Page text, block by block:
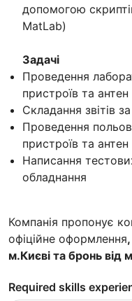
допомогою
MatLab)
Задачі
Проведення
пристроїв та антен
Складання звітів
Проведення
пристроїв та антен
Написання
обладнання
Компанія пропонує
офіційне оформлення
м.Києві та бронь від
Required skills